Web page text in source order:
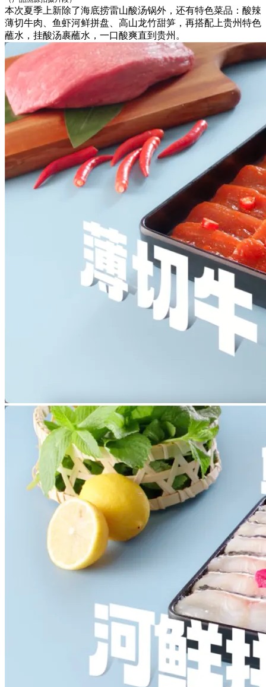
本次夏季上新除了海底捞雷山酸汤锅外，还有特色菜品：酸辣
薄切牛肉、鱼虾河鲜拼盘、高山龙竹甜笋，再搭配上贵州特色
蘸水，挂酸汤裹蘸水，一口酸爽直到贵州。